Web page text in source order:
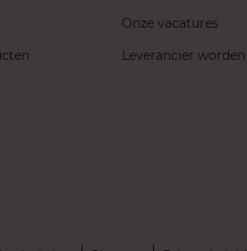
Onze vacatures
Leverancier worden